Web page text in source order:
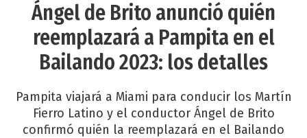
Ángel de Brito anunció quién
reemplazará a Pampita en el
Bailando 2023: los detalles
Pampita viajará a Miami para conducir los Martín
Fierro Latino y el conductor Ángel de Brito
confirmó quién la reemplazará en el Bailando